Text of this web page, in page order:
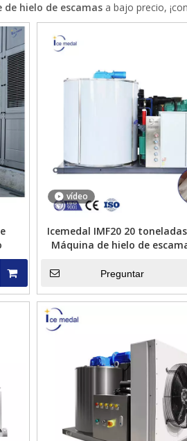
Icemedal FMI10 10 toneladas por día
Máquina de fabricación de hielo de
escamas para bienes acuáticos
de
de hielo de escamas a bajo precio,
vídeo
Icemedal IMF20 20
Máquina de hielo de
Preguntar